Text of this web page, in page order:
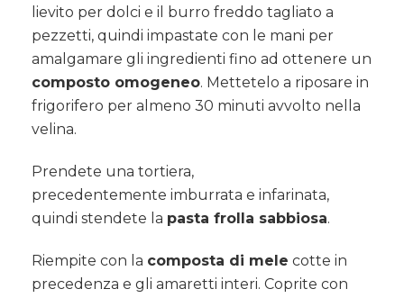
lievito per dolci e il burro freddo tagliato a
pezzetti, quindi impastate con le mani per
amalgamare gli ingredienti fino ad ottenere un
composto omogeneo. Mettetelo a riposare in
frigorifero per almeno 30 minuti avvolto nella
velina.
Prendete una tortiera,
precedentemente imburrata e infarinata,
quindi stendete la pasta frolla sabbiosa.
Riempite con la composta di mele cotte in
precedenza e gli amaretti interi. Coprite con